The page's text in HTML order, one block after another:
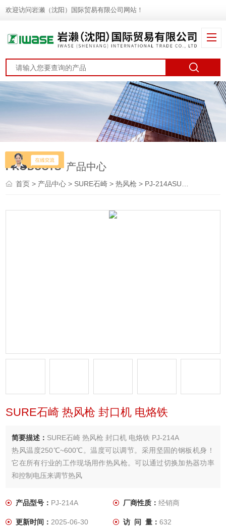
欢迎访问岩濑（沈阳）国际贸易有限公司网站！
PRODUCTS 产品中心
首页> 产品中心 > SURE石崎 >热风枪 > PJ-214ASURE石崎 热风枪 封口机 电烙铁
SURE石崎 热风枪 封口机 电烙铁
简要描述： SURE石崎 热风枪 封口机 电烙铁 PJ-214A
热风温度250℃~600℃。温度可以调节。采用坚固的钢板机身！
它在所有行业的工作现场用作热风枪。可以通过切换加热器功率
和控制电压来调节热风
产品型号： PJ-214A 厂商性质： 经销商
更新时间：2025-06-30 访 问 量： 632